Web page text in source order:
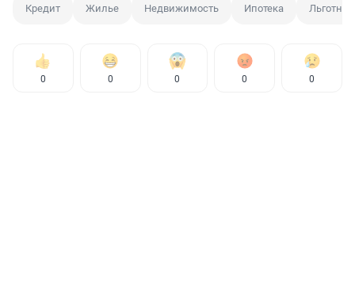
Кредит Жилье Недвижимость Ипотека
0 0 0 0 0